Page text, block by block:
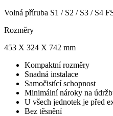
Volná příruba S1 / S2 / S3 / S4
Rozměry
453 X 324 X 742 mm
Kompaktní rozměry
Snadná instalace
Samočistící schopnost
Minimální nároky na
U všech jednotek je před
Bez těsnění